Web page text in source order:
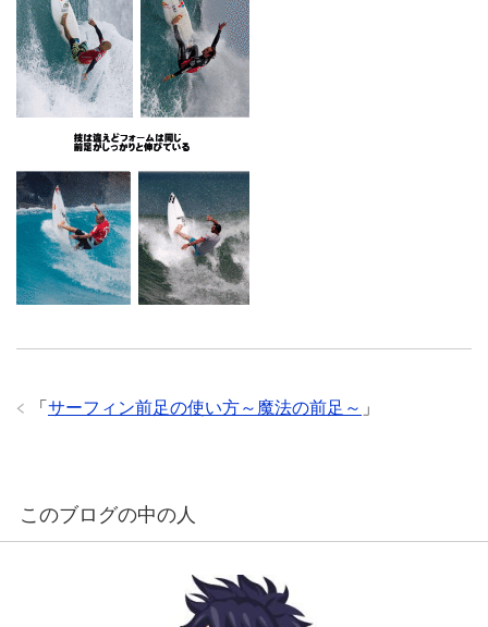
「 サーフィン前足の使い方～魔法の前足～ 」
このブログの中の人